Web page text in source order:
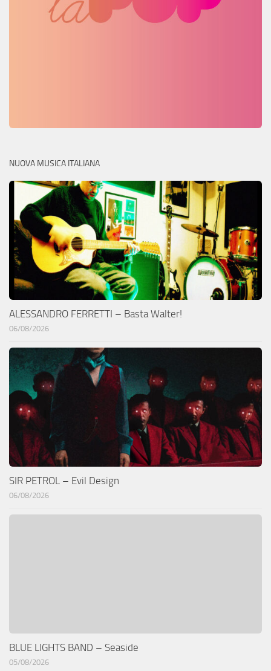
NUOVA MUSICA ITALIANA
ALESSANDRO FERRETTI – Basta Walter!
06/08/2026
SIR PETROL – Evil Design
06/08/2026
BLUE LIGHTS BAND – Seaside
05/08/2026